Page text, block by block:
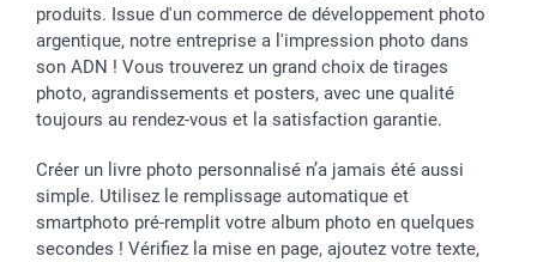
produits. Issue d'un commerce de développement photo
argentique, notre entreprise a l'impression photo dans
son ADN ! Vous trouverez un grand choix de tirages
photo, agrandissements et posters, avec une qualité
toujours au rendez-vous et la satisfaction garantie.
Créer un livre photo personnalisé n’a jamais été aussi
simple. Utilisez le remplissage automatique et
smartphoto pré-remplit votre album photo en quelques
secondes ! Vérifiez la mise en page, ajoutez votre texte,